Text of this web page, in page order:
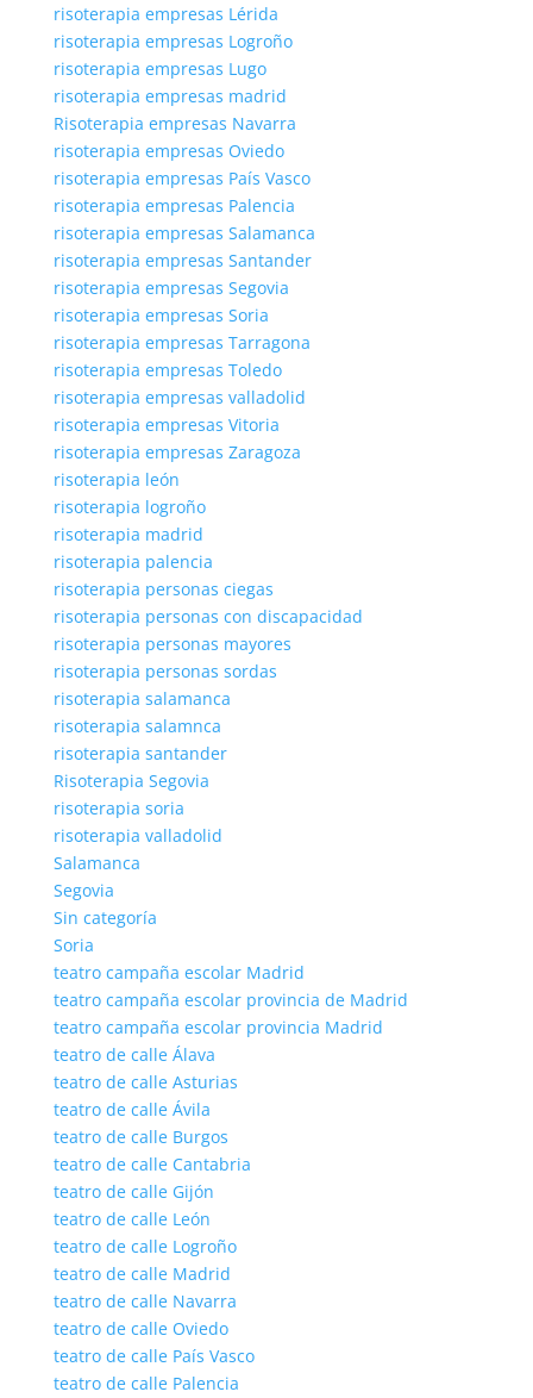
risoterapia empresas Lérida
risoterapia empresas Logroño
risoterapia empresas Lugo
risoterapia empresas madrid
Risoterapia empresas Navarra
risoterapia empresas Oviedo
risoterapia empresas País Vasco
risoterapia empresas Palencia
risoterapia empresas Salamanca
risoterapia empresas Santander
risoterapia empresas Segovia
risoterapia empresas Soria
risoterapia empresas Tarragona
risoterapia empresas Toledo
risoterapia empresas valladolid
risoterapia empresas Vitoria
risoterapia empresas Zaragoza
risoterapia león
risoterapia logroño
risoterapia madrid
risoterapia palencia
risoterapia personas ciegas
risoterapia personas con discapacidad
risoterapia personas mayores
risoterapia personas sordas
risoterapia salamanca
risoterapia salamnca
risoterapia santander
Risoterapia Segovia
risoterapia soria
risoterapia valladolid
Salamanca
Segovia
Sin categoría
Soria
teatro campaña escolar Madrid
teatro campaña escolar provincia de Madrid
teatro campaña escolar provincia Madrid
teatro de calle Álava
teatro de calle Asturias
teatro de calle Ávila
teatro de calle Burgos
teatro de calle Cantabria
teatro de calle Gijón
teatro de calle León
teatro de calle Logroño
teatro de calle Madrid
teatro de calle Navarra
teatro de calle Oviedo
teatro de calle País Vasco
teatro de calle Palencia